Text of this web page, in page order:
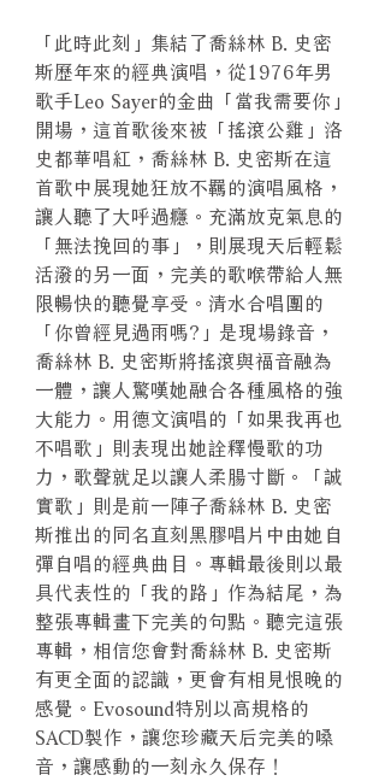
「此時此刻」集結了喬絲林 B. 史密
斯歷年來的經典演唱，從1976年男
歌手Leo Sayer的金曲「當我需要你」
開場，這首歌後來被「搖滾公雞」洛
史都華唱紅，喬絲林 B. 史密斯在這
首歌中展現她狂放不羈的演唱風格，
讓人聽了大呼過癮。充滿放克氣息的
「無法挽回的事」，則展現天后輕鬆
活潑的另一面，完美的歌喉帶給人無
限暢快的聽覺享受。清水合唱團的
「你曾經見過雨嗎?」是現場錄音，
喬絲林 B. 史密斯將搖滾與福音融為
一體，讓人驚嘆她融合各種風格的強
大能力。用德文演唱的「如果我再也
不唱歌」則表現出她詮釋慢歌的功
力，歌聲就足以讓人柔腸寸斷。「誠
實歌」則是前一陣子喬絲林 B. 史密
斯推出的同名直刻黑膠唱片中由她自
彈自唱的經典曲目。專輯最後則以最
具代表性的「我的路」作為結尾，為
整張專輯畫下完美的句點。聽完這張
專輯，相信您會對喬絲林 B. 史密斯
有更全面的認識，更會有相見恨晚的
感覺。Evosound特別以高規格的
SACD製作，讓您珍藏天后完美的嗓
音，讓感動的一刻永久保存！